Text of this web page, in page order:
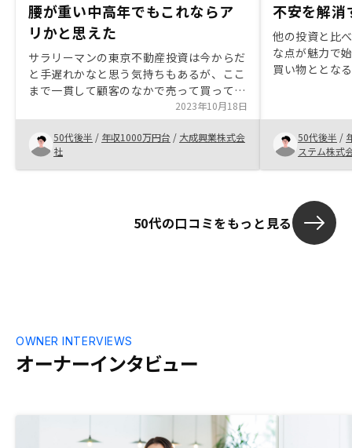
腰が重い中高年でもこれならア
リかと思えた
サラリーマンの東京不動産投資は今からだ
と手遅れかなと思う気持ちもあるが、ここ
まで一貫して顧客のなかで売って買って管
理してまでできるシステムを作るITの利用
力がすごいと思ったので、損のない範囲で
やってみようと思えた。
2023年10月18日
50代後半 / 年収1000万円台 / 大成興業株式会
社
不安を解消
他の投資と比
な点が魅力で
買い物ととな
れる対応力の
決めました。
について、利
とメリットを
50代後半 /
ステム株式
50代の口コミをもっと見る
オーナーインタビュー
OWNER INTERVIEWS